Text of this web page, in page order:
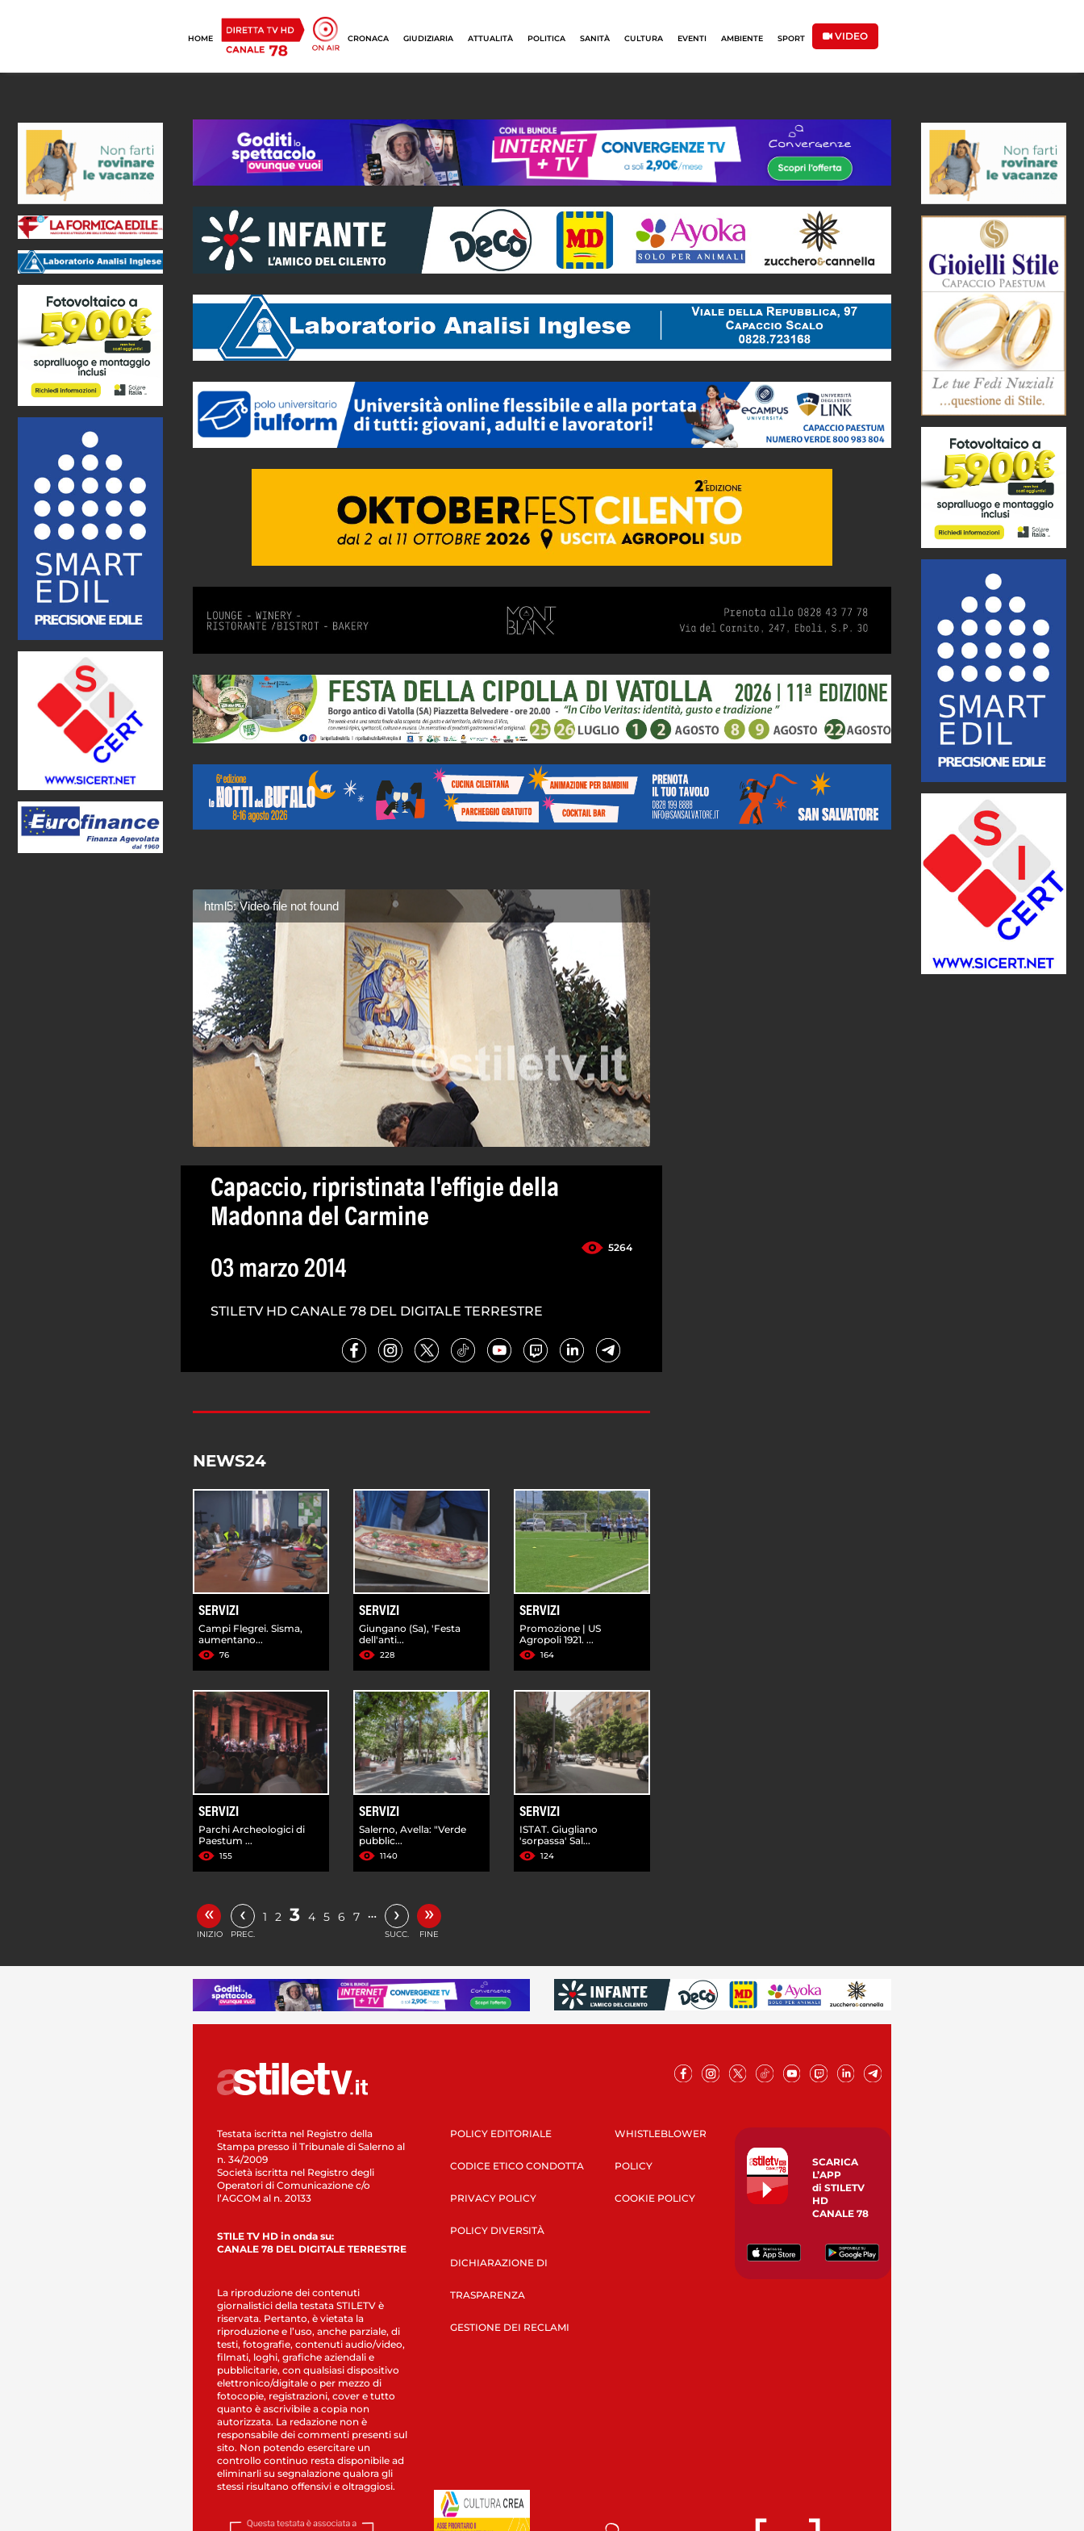
HOME CRONACA GIUDIZIARIA ATTUALITÀ POLITICA SANITÀ CULTURA EVENTI AMBIENTE SPORT VIDEO
html5: Video file not found
Capaccio, ripristinata l'effigie della
Madonna del Carmine
5264
03 marzo 2014
STILETV HD CANALE 78 DEL DIGITALE TERRESTRE
NEWS24
SERVIZI
Campi Flegrei. Sisma,
aumentano...
76
SERVIZI
Giungano (Sa), 'Festa
dell'anti...
228
SERVIZI
Promozione | US
Agropoli 1921. ...
164
SERVIZI
Parchi Archeologici di
Paestum ...
155
SERVIZI
Salerno, Avella: "Verde
pubblic...
1140
SERVIZI
ISTAT. Giugliano
'sorpassa' Sal...
124
«
INIZIO
‹
PREC.
1 2 3 4 5 6 7 … ›
SUCC.
»
FINE
Testata iscritta nel Registro della
Stampa presso il Tribunale di Salerno al
n. 34/2009
Società iscritta nel Registro degli
Operatori di Comunicazione c/o
l’AGCOM al n. 20133
STILE TV HD in onda su:
CANALE 78 DEL DIGITALE TERRESTRE
La riproduzione dei contenuti
giornalistici della testata STILETV è
riservata. Pertanto, è vietata la
riproduzione e l’uso, anche parziale, di
testi, fotografie, contenuti audio/video,
filmati, loghi, grafiche aziendali e
pubblicitarie, con qualsiasi dispositivo
elettronico/digitale o per mezzo di
fotocopie, registrazioni, cover e tutto
quanto è ascrivibile a copia non
autorizzata. La redazione non è
responsabile dei commenti presenti sul
sito. Non potendo esercitare un
controllo continuo resta disponibile ad
eliminarli su segnalazione qualora gli
stessi risultano offensivi e oltraggiosi.
POLICY EDITORIALE
CODICE ETICO CONDOTTA
PRIVACY POLICY
POLICY DIVERSITÀ
DICHIARAZIONE DI
TRASPARENZA
GESTIONE DEI RECLAMI
WHISTLEBLOWER
POLICY
COOKIE POLICY
SCARICA
L’APP
di STILETV
HD
CANALE 78